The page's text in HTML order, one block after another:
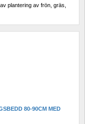
plantering av frön, gräs,
80-90CM MED